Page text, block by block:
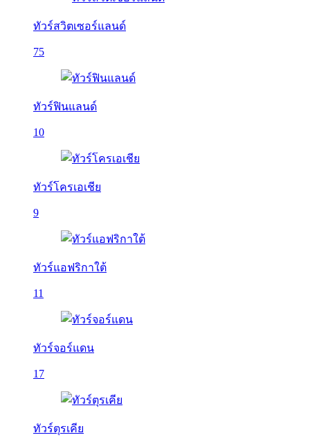
ทัวร์สวิตเซอร์แลนด์
75
ทัวร์ฟินแลนด์
10
ทัวร์โครเอเชีย
9
ทัวร์แอฟริกาใต้
11
ทัวร์จอร์แดน
17
ทัวร์ตุรเคีย